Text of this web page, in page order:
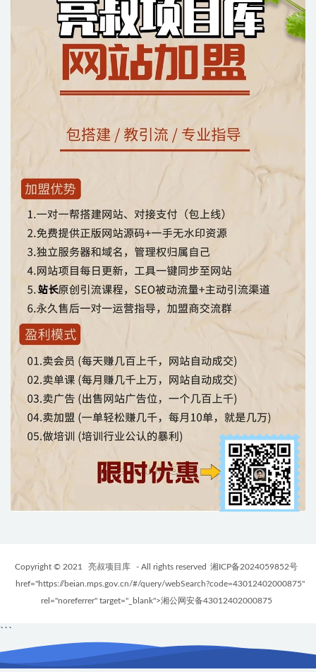
Copyright © 2021 亮叔项目库 - All rights reserved 湘ICP备2024059852号
href="https://beian.mps.gov.cn/#/query/webSearch?code=43012402000875"
rel="noreferrer" target="_blank">湘公网安备43012402000875
```